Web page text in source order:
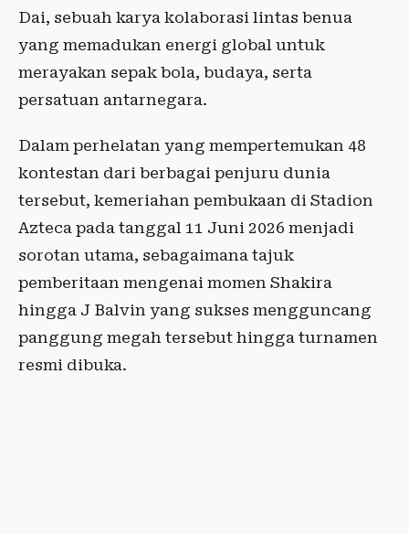
Dai, sebuah karya kolaborasi lintas benua
yang memadukan energi global untuk
merayakan sepak bola, budaya, serta
persatuan antarnegara.
Dalam perhelatan yang mempertemukan 48
kontestan dari berbagai penjuru dunia
tersebut, kemeriahan pembukaan di Stadion
Azteca pada tanggal 11 Juni 2026 menjadi
sorotan utama, sebagaimana tajuk
pemberitaan mengenai momen Shakira
hingga J Balvin yang sukses mengguncang
panggung megah tersebut hingga turnamen
resmi dibuka.